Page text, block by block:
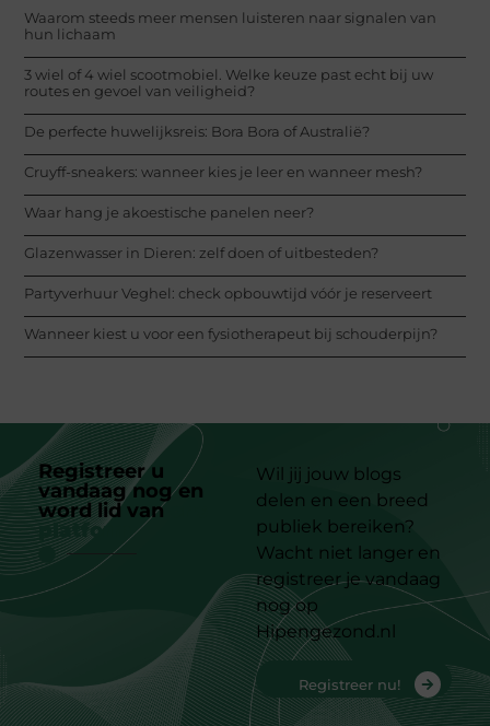
Waarom steeds meer mensen luisteren naar signalen van
hun lichaam
3 wiel of 4 wiel scootmobiel. Welke keuze past echt bij uw
routes en gevoel van veiligheid?
De perfecte huwelijksreis: Bora Bora of Australië?
Cruyff-sneakers: wanneer kies je leer en wanneer mesh?
Waar hang je akoestische panelen neer?
Glazenwasser in Dieren: zelf doen of uitbesteden?
Partyverhuur Veghel: check opbouwtijd vóór je reserveert
Wanneer kiest u voor een fysiotherapeut bij schouderpijn?
Registreer u
vandaag nog en
word lid van
platform
Wil jij jouw blogs
delen en een breed
publiek bereiken?
Wacht niet langer en
registreer je vandaag
nog op
Hipengezond.nl
Registreer nu!